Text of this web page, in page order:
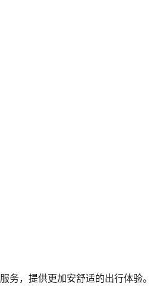
，提供更加安舒适的出行体验。